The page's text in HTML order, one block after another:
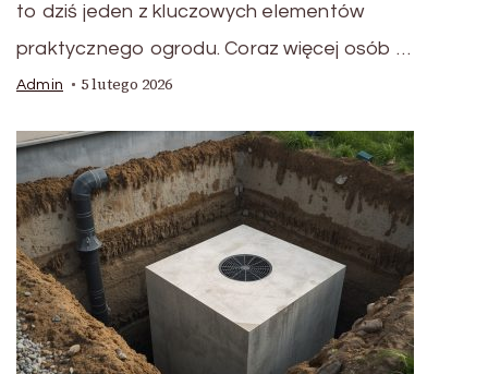
to dziś jeden z kluczowych elementów
praktycznego ogrodu. Coraz więcej osób …
Admin 5 lutego 2026